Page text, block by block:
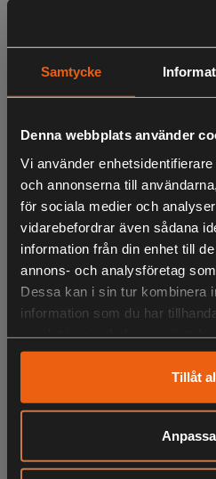
Samtycke
Denna webbplats använder
Vi använder
och annonserna till
för sociala medier och
vidarebefordrar även sådana
information från din enhet till
annons- och analysföretag
Dessa kan i sin tur kombinera
information som du har
Tillåt
Anpassa
och samma aggregat. Kraftig
i ett stålplåtstycke. Den
LIKNANDE
KÖPS OFTA
ANDRA HAR
RELATERADE